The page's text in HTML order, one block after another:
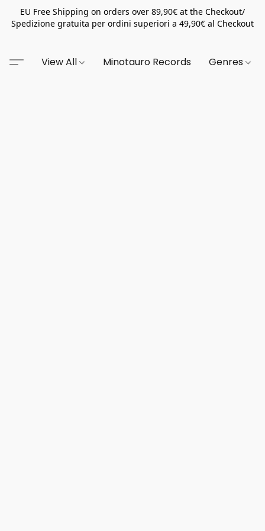
EU Free Shipping on orders over 89,90€ at the Checkout/
Spedizione gratuita per ordini superiori a 49,90€ al Checkout
View All Minotauro Records Genres